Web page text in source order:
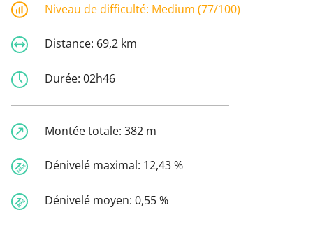
Niveau de difficulté: Medium (77/100)
Distance: 69,2 km
Durée: 02h46
Montée totale: 382 m
Dénivelé maximal: 12,43 %
Dénivelé moyen: 0,55 %